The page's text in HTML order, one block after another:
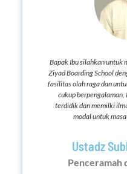
Bapak Ibu silahkan untuk
Ziyad Boarding School
fasilitas olah raga dan
cukup
terdidik dan memilki
modal untuk
Ustadz
Penceramah